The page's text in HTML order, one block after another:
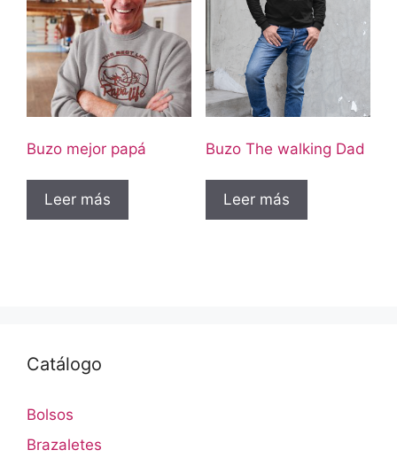
Buzo mejor papá
Leer más
Buzo The walking Dad
Leer más
Catálogo
Bolsos
Brazaletes